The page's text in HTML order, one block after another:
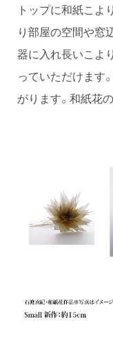
トップに和紙こよ
り部屋の空間や窓
器に入れ長いこよ
っていただけます
がります。和紙花